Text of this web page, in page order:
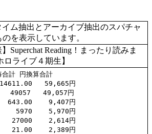
抽出とアーカイブ抽出のスパチャ
を表示しています。
Superchat Reading！まったり読みま
ライブ４期生】
計 円換算合計
59,665円
49057   49,057円
643.00    9,407円
5970    5,970円
27000    2,614円
21.00    2,389円